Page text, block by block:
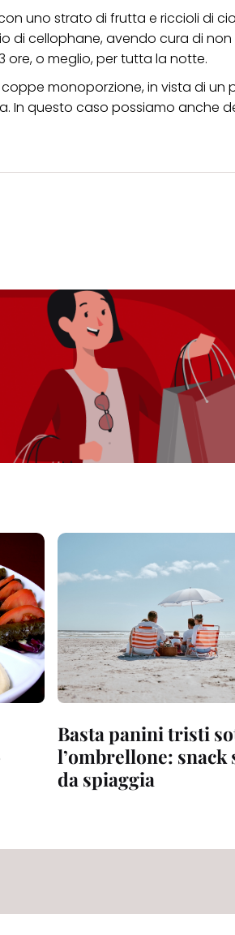
uno strato di frutta e riccioli di
di cellophane, avendo cura di
ore, o meglio, per tutta la notte.
monoporzione, in vista di un
In questo caso possiamo anche
Basta panini tristi
l’ombrellone: snack
da spiaggia